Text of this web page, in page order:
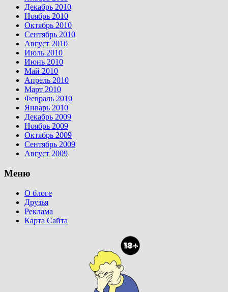
Декабрь 2010
Ноябрь 2010
Октябрь 2010
Сентябрь 2010
Август 2010
Июль 2010
Июнь 2010
Май 2010
Апрель 2010
Март 2010
Февраль 2010
Январь 2010
Декабрь 2009
Ноябрь 2009
Октябрь 2009
Сентябрь 2009
Август 2009
Меню
О блоге
Друзья
Реклама
Карта Сайта